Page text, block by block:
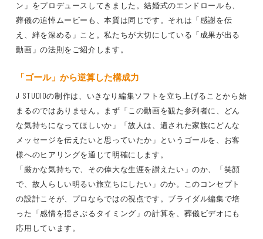
ン」をプロデュースしてきました。結婚式のエンドロールも、
葬儀の追悼ムービーも、本質は同じです。それは「感謝を伝
え、絆を深める」こと。私たちが大切にしている「成果が出る
動画」の法則をご紹介します。
「ゴール」から逆算した構成力
J STUDIOの制作は、いきなり編集ソフトを立ち上げることから始
まるのではありません。まず「この動画を観た参列者に、どん
な気持ちになってほしいか」「故人は、遺された家族にどんな
メッセージを伝えたいと思っていたか」というゴールを、お客
様へのヒアリングを通じて明確にします。
「厳かな気持ちで、その偉大な生涯を讃えたい」のか、「笑顔
で、故人らしい明るい旅立ちにしたい」のか。このコンセプト
の設計こそが、プロならではの視点です。ブライダル編集で培
った「感情を揺さぶるタイミング」の計算を、葬儀ビデオにも
応用しています。